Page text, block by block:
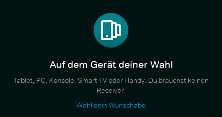
Auf dem Gerät deiner Wahl
Tablet, PC, Konsole, Smart TV oder Handy. Du brauchst keinen
Receiver.
Wähl dein Wunschabo